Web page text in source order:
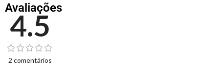
Avaliações
4.5
2 comentários